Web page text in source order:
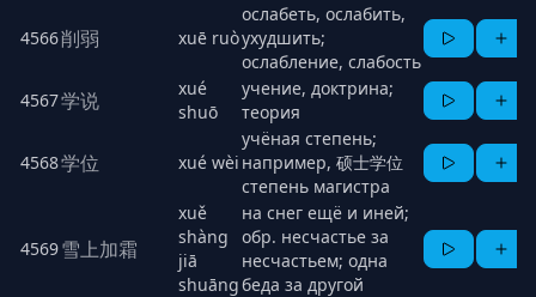
4566削弱 xuē ruò
ослабеть, ослабить,
ухудшить;
ослабление, слабость
4567学说
xué
shuō
учение, доктрина;
теория
4568学位 xué wèi
учёная степень;
например, 硕士学位
степень магистра
4569雪上加霜
xuě
shàng
jiā
shuāng
на снег ещё и иней;
обр. несчастье за
несчастьем; одна
беда за другой